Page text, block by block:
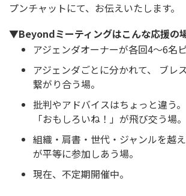
プンチャットにて、お伝えいたします。
▼Beyondミーティングはこんな応援の
アジェンダオーナーが各回4～6名ピ
アジェンダごとに分かれて、 ブレ
繋がり合う場。
批判やアドバイスはちょっと違う。
「おもしろいね！」が飛び交う場。
組織・肩書・世代・ジャンルを越
が平等に参加しあう場。
現在、不定期開催中。